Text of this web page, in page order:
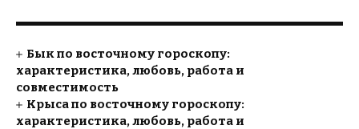
Бык по восточному гороскопу:
характеристика, любовь, работа и
совместимость
Крыса по восточному гороскопу:
характеристика, любовь, работа и